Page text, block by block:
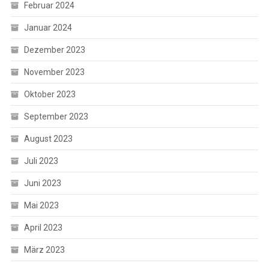
Februar 2024
Januar 2024
Dezember 2023
November 2023
Oktober 2023
September 2023
August 2023
Juli 2023
Juni 2023
Mai 2023
April 2023
März 2023